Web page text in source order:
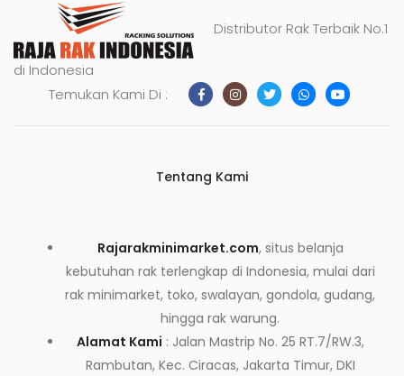
Distributor Rak Terbaik No.1
di Indonesia
Temukan Kami Di :
Tentang Kami
Rajarakminimarket.com, situs belanja
kebutuhan rak terlengkap di Indonesia, mulai dari
rak minimarket, toko, swalayan, gondola, gudang,
hingga rak warung.
Alamat Kami : Jalan Mastrip No. 25 RT.7/RW.3,
Rambutan, Kec. Ciracas, Jakarta Timur, DKI